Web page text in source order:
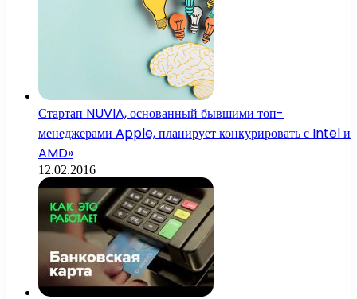
Стартап NUVIA, основанный бывшими топ-
менеджерами Apple, планирует конкурировать с Intel и
AMD»
12.02.2016